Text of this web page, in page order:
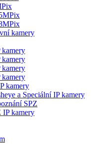
kamery
kamery
kamery
kamery
kamery
kamery
a Speciální IP kamery
SPZ
IP kamery